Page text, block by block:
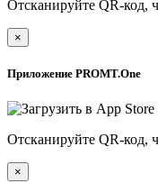
Отсканируйте QR-код,
×
Приложение PROMT.One
Отсканируйте QR-код,
×